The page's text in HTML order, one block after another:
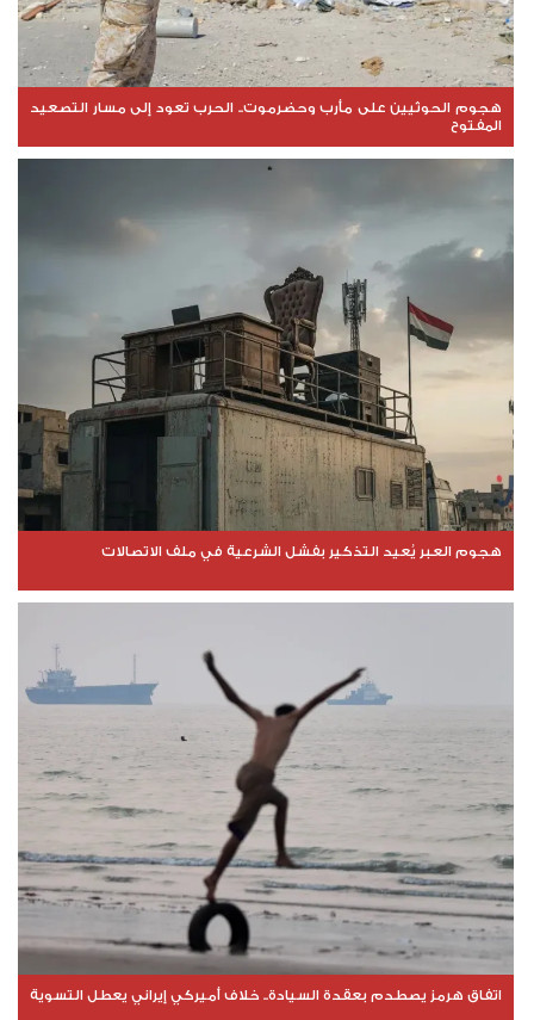
هجوم الحوثيين على مأرب وحضرموت.. الحرب تعود إلى مسار التصعيد
المفتوح
هجوم العبر يُعيد التذكير بفشل الشرعية في ملف الاتصالات
اتفاق هرمز يصطدم بعقدة السيادة.. خلاف أميركي إيراني يعطل التسوية